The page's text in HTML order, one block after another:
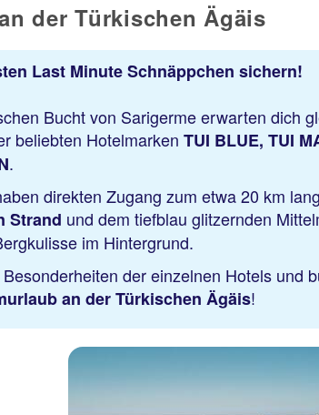
der Türkischen Ägäis
Last Minute Schnäppchen sichern!
Bucht von Sarigerme erwarten dich
beliebten Hotelmarken TUI BLUE, TUI
.
direkten Zugang zum etwa 20 km
Strand und dem tiefblau glitzernden
im Hintergrund.
der einzelnen Hotels und
an der Türkischen Ägäis!
Access
92 %
7 Nächte,